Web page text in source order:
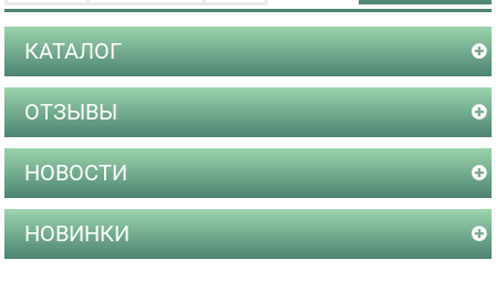
КАТАЛОГ
ОТЗЫВЫ
НОВОСТИ
НОВИНКИ